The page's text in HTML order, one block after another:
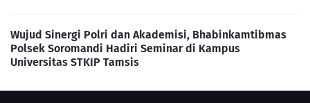
Wujud Sinergi Polri dan Akademisi, Bhabinkamtibmas
Polsek Soromandi Hadiri Seminar di Kampus
Universitas STKIP Tamsis